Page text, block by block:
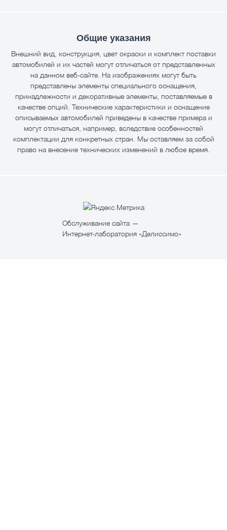
Общие указания
Внешний вид, конструкция, цвет окраски и комплект поставки
автомобилей и их частей могут отличаться от представленных
на данном веб-сайте. На изображениях могут быть
представлены элементы специального оснащения,
принадлежности и декоративные элементы, поставляемые в
качестве опций. Технические характеристики и оснащение
описываемых автомобилей приведены в качестве примера и
могут отличаться, например, вследствие особенностей
комплектации для конкретных стран. Мы оставляем за собой
право на внесение технических изменений в любое время.
Обслуживание сайта —
Интернет-лаборатория «Делиссимо»